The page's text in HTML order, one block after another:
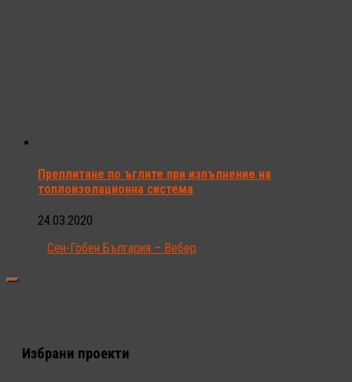
Преплитане по ъглите при изпълнение на
топлоизолационна система
24.03.2020
Сен-Гобен България – Вебер
Избрани проекти